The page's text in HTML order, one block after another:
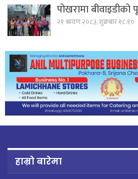
पोखरामा
२१ श्रावण २०८३, शुक्रबार १८:१०
हाम्रो बारेमा